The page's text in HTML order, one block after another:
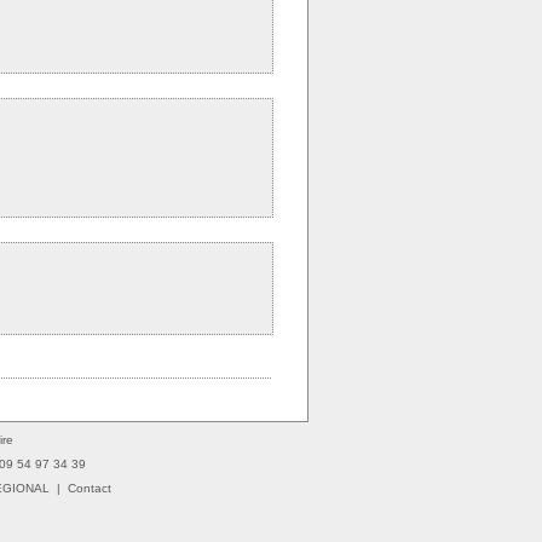
54 97 34 39
| Contact